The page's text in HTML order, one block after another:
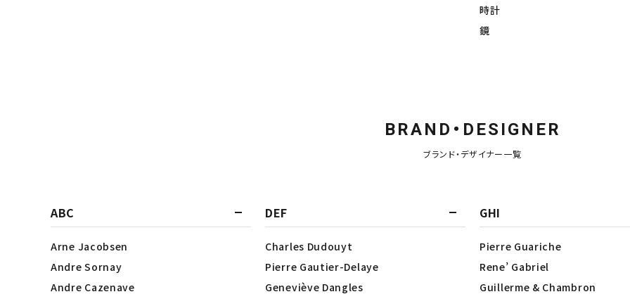
時計
鏡
BRAND・DESIGNER
ブランド・デザイナー一覧
ABC
Arne Jacobsen
Andre Sornay
Andre Cazenave
DEF
Charles Dudouyt
Pierre Gautier-Delaye
Geneviève Dangles
GHI
Pierre Guariche
Rene’ Gabriel
Guillerme & Chambron